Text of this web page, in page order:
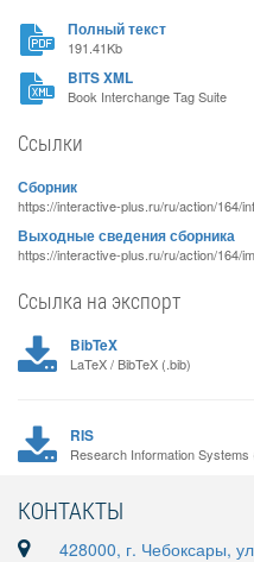
Полный текст
191.41Kb
BITS XML
Book Interchange Tag Suite
Ссылки
Сборник
https://interactive-plus.ru/ru/action/164/
Выходные сведения сборника
https://interactive-plus.ru/ru/action/164/
Ссылка на экспорт
BibTeX
LaTeX / BibTeX (.bib)
RIS
Research Information Systems
КОНТАКТЫ
428000, г. Чебоксары,